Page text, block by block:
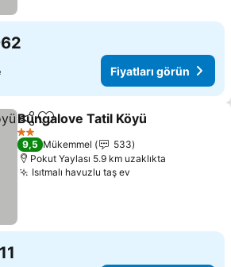
Fiyatları görün
PaylaşFavorilerime ekle
Bungalove Tatil Köyü
2 Yıldız
9,5 Mükemmel
533
Pokut Yaylası 5.9 km uzaklıkta
Isıtmalı havuzlu taş ev